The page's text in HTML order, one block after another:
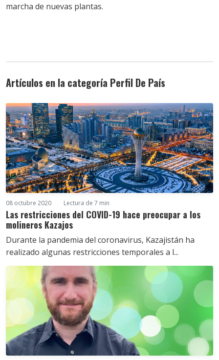
marcha de nuevas plantas.
Artículos en la categoría Perfil De País
08 octubre 2020 Lectura de 7 min
Las restricciones del COVID-19 hace preocupar a los
molineros Kazajos
Durante la pandemia del coronavirus, Kazajistán ha
realizado algunas restricciones temporales a l...